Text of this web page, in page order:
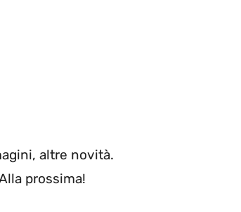
altre novità.
prossima!